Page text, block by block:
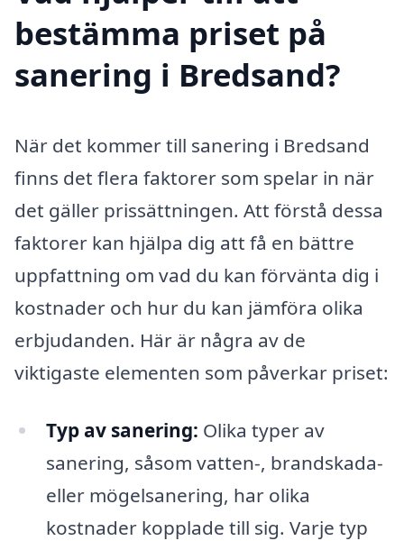
bestämma priset på
sanering i Bredsand?
När det kommer till sanering i Bredsand
finns det flera faktorer som spelar in när
det gäller prissättningen. Att förstå dessa
faktorer kan hjälpa dig att få en bättre
uppfattning om vad du kan förvänta dig i
kostnader och hur du kan jämföra olika
erbjudanden. Här är några av de
viktigaste elementen som påverkar priset:
Typ av sanering: Olika typer av
sanering, såsom vatten-, brandskada-
eller mögelsanering, har olika
kostnader kopplade till sig. Varje typ